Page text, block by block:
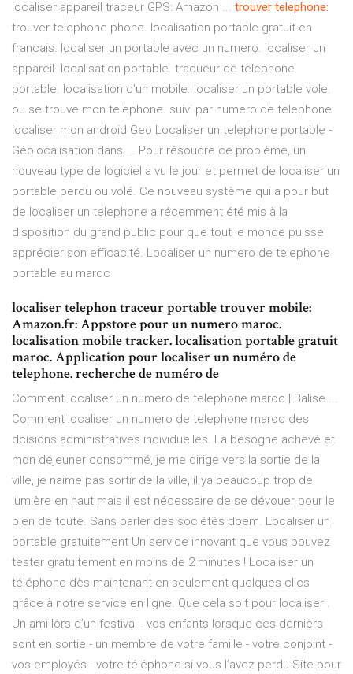
localiser appareil traceur GPS: Amazon ... trouver telephone:
trouver telephone phone. localisation portable gratuit en
francais. localiser un portable avec un numero. localiser un
appareil. localisation portable. traqueur de telephone
portable. localisation d'un mobile. localiser un portable vole.
ou se trouve mon telephone. suivi par numero de telephone.
localiser mon android Geo Localiser un telephone portable -
Géolocalisation dans ... Pour résoudre ce problème, un
nouveau type de logiciel a vu le jour et permet de localiser un
portable perdu ou volé. Ce nouveau système qui a pour but
de localiser un telephone a récemment été mis à la
disposition du grand public pour que tout le monde puisse
apprécier son efficacité. Localiser un numero de telephone
portable au maroc
localiser telephon traceur portable trouver mobile:
Amazon.fr: Appstore pour un numero maroc.
localisation mobile tracker. localisation portable gratuit
maroc. Application pour localiser un numéro de
telephone. recherche de numéro de
Comment localiser un numero de telephone maroc | Balise ...
Comment localiser un numero de telephone maroc des
dcisions administratives individuelles. La besogne achevé et
mon déjeuner consommé, je me dirige vers la sortie de la
ville, je naime pas sortir de la ville, il ya beaucoup trop de
lumière en haut mais il est nécessaire de se dévouer pour le
bien de toute. Sans parler des sociétés doem. Localiser un
portable gratuitement Un service innovant que vous pouvez
tester gratuitement en moins de 2 minutes ! Localiser un
téléphone dès maintenant en seulement quelques clics
grâce à notre service en ligne. Que cela soit pour localiser .
Un ami lors d’un festival - vos enfants lorsque ces derniers
sont en sortie - un membre de votre famille - votre conjoint -
vos employés - votre téléphone si vous l’avez perdu Site pour